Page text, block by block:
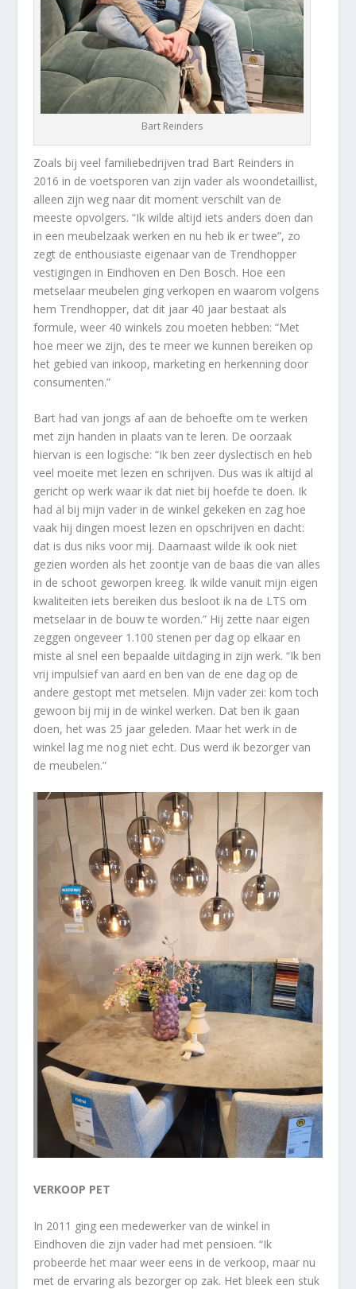
Bart Reinders
Zoals bij veel familiebedrijven trad Bart Reinders in
2016 in de voetsporen van zijn vader als woondetaillist,
alleen zijn weg naar dit moment verschilt van de
meeste opvolgers. “Ik wilde altijd iets anders doen dan
in een meubelzaak werken en nu heb ik er twee”, zo
zegt de enthousiaste eigenaar van de Trendhopper
vestigingen in Eindhoven en Den Bosch. Hoe een
metselaar meubelen ging verkopen en waarom volgens
hem Trendhopper, dat dit jaar 40 jaar bestaat als
formule, weer 40 winkels zou moeten hebben: “Met
hoe meer we zijn, des te meer we kunnen bereiken op
het gebied van inkoop, marketing en herkenning door
consumenten.”
Bart had van jongs af aan de behoefte om te werken
met zijn handen in plaats van te leren. De oorzaak
hiervan is een logische: “Ik ben zeer dyslectisch en heb
veel moeite met lezen en schrijven. Dus was ik altijd al
gericht opwerk waar ik dat niet bij hoefde te doen. Ik
had al bij mijn vader in de winkel gekeken en zag hoe
vaak hij dingen moest lezen en opschrijven en dacht:
dat is dus niks voor mij. Daarnaast wilde ik ook niet
gezien worden als het zoontje van de baas die van alles
in de schoot geworpen kreeg. Ik wilde vanuit mijn eigen
kwaliteiten iets bereiken dus besloot ik na de LTS om
metselaar in de bouw te worden.” Hij zette naar eigen
zeggen ongeveer 1.100 stenen per dag op elkaar en
miste al snel een bepaalde uitdaging in zijn werk. “Ik ben
vrij impulsief van aard en ben van de ene dag op de
andere gestopt met metselen. Mijn vader zei: kom toch
gewoon bij mij in de winkel werken. Dat ben ik gaan
doen, het was 25 jaar geleden. Maar het werk in de
winkel lag me nog niet echt. Dus werd ik bezorger van
de meubelen.”
VERKOOP PET
In 2011 ging een medewerker van de winkel in
Eindhoven die zijn vader had met pensioen. “Ik
probeerde het maar weer eens in de verkoop, maar nu
met de ervaring als bezorger op zak. Het bleek een stuk